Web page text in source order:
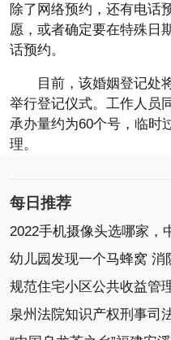
除了网络预约，还有电话
愿，或者确定要在特殊日
话预约。
目前，该婚姻登记处
举行登记仪式。工作人员
承办量约为60个号，临时
理。
每日推荐
2022手机摄像头选哪家，
幼儿园发现一个马蜂窝 消
规范住宅小区公共收益管